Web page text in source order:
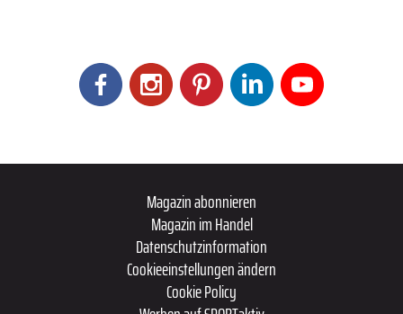
Magazin abonnieren
Magazin im Handel
Datenschutzinformation
Cookieeinstellungen ändern
Cookie Policy